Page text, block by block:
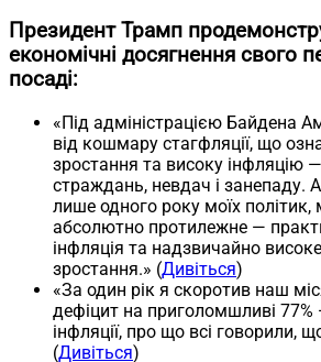
Президент Трамп
економічні досягнення свого
посаді:
«Під адміністрацією Байдена
від кошмару стагфляції, що
зростання та високу інфляцію
страждань, невдач і занепаду.
лише одного року моїх політик,
абсолютно протилежне —
інфляція та надзвичайно
зростання.» (Дивіться)
«За один рік я скоротив наш
дефіцит на приголомшливі 77%
інфляції, про що всі говорили,
(Дивіться)